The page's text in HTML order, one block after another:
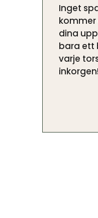
Inget
kommer
dina
bara ett
varje
inkorgen!